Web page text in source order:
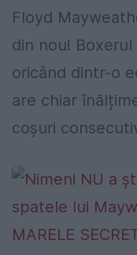
Floyd
din nou!
oricând dintr-o
are chiar
coșuri